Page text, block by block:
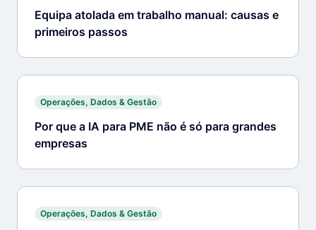
Equipa atolada em trabalho manual: causas e
primeiros passos
Operações, Dados & Gestão
Por que a IA para PME não é só para grandes
empresas
Operações, Dados & Gestão